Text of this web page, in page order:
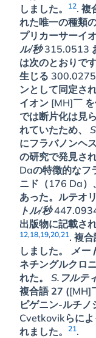
しました。
12. 複
れた唯一の種類
プリカーサーイ
ル/秒315.0513
は次のとおりで
生じる
ンとして同定さ
イオン [MH]￣
では断片化は見
れていたため、
にフラバノンヘ
の研究で発見さ
Daの特徴的なフ
ニド（176 Da）
あった。ルテオ
トル/秒
出版物に記載さ
12,18,19,20,21 . 複
しました。
メー
ネチングルクロ
れた。S.フルテ
複合語 27 ([MH]
ピゲニン-ルチノ
Cvetkovikらによ
れました。21 .